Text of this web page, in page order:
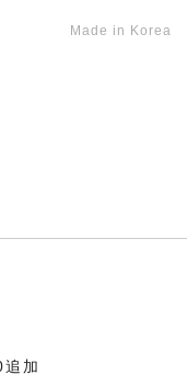
Made in Korea
加